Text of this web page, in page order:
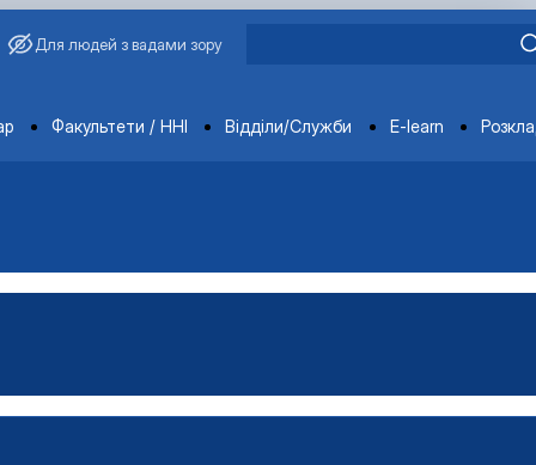
Для людей з вадами зору
Факультети / ННІ Відділи/Служби E-learn